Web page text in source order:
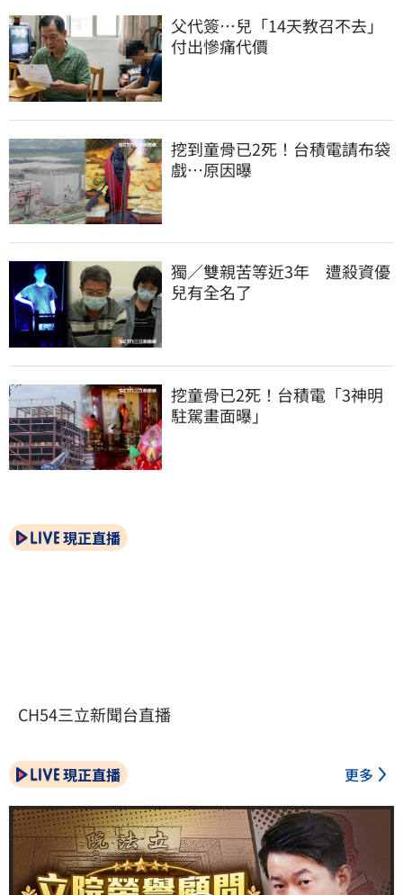
父代簽…兒「14天教召不去」
付出慘痛代價
挖到童骨已2死！台積電請布袋
戲…原因曝
獨／雙親苦等近3年　遭殺資優
兒有全名了
挖童骨已2死！台積電「3神明
駐駕畫面曝」
現正直播
CH54三立新聞台直播
現正直播 更多